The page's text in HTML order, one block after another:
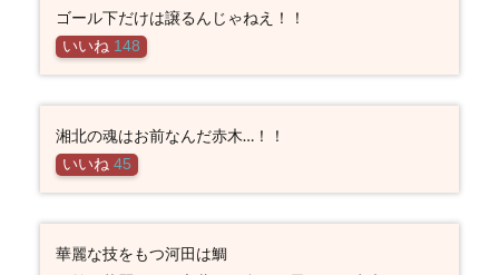
ゴール下だけは譲るんじゃねえ！！
いいね 148
湘北の魂はお前なんだ赤木…！！
いいね 45
華麗な技をもつ河田は鯛